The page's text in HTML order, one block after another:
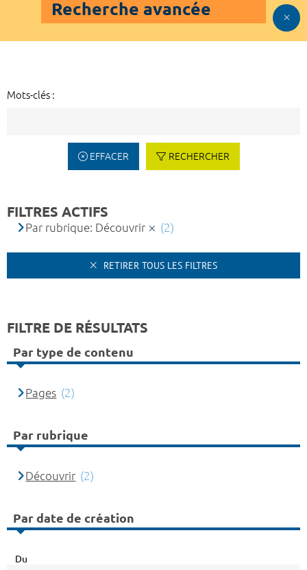
Recherche avancée
Mots-clés :
EFFACER RECHERCHER
FILTRES ACTIFS
Par rubrique: Découvrir (2)
RETIRER TOUS LES FILTRES
FILTRE DE RÉSULTATS
Par type de contenu
Pages (2)
Par rubrique
Découvrir (2)
Par date de création
Du